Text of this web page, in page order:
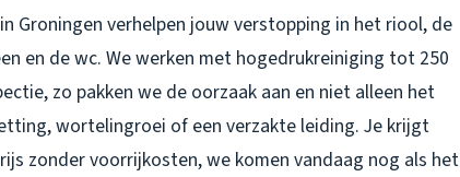
Groningen verhelpen jouw verstopping in het riool, de
en de wc. We werken met hogedrukreiniging tot 250
zo pakken we de oorzaak aan en niet alleen het
wortelingroei of een verzakte leiding. Je krijgt
zonder voorrijkosten, we komen vandaag nog als het